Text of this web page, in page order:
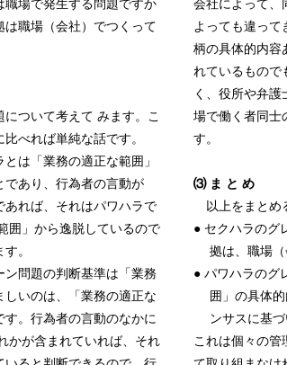
場で発生する問題ですか
職場（会社）でつくって
ついて考えて みます。こ
べれば単純な話です。
は「業務の適正な範囲」
であり、行為者の言動が
あれば、それはパワハラで
囲」から逸脱しているので
。
問題の判断基準は「業務
いのは、「業務の適正な
。行為者の言動のなかに
かが含まれていれば、それ
会社によって、
よっても違っ
柄の具体的内容
れているもので
く、役所や弁
場で働く者同士
す。
⑶ ま と め
以上をまとめ
● セクハラのグ
拠は、職場
● パワハラのグ
囲」の具体
ンサスに基
これは個々の管